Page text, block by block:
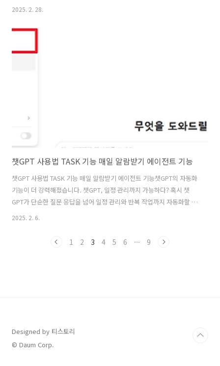
보안을 강화하고, 확장된 기능을 제공한다는 점에서 많은 관심을 받고 있
어떻게 될까? 또 채팅 링크를 공유하는 기능은 어떻게 활용하면 좋을까?
의점, 그리고 활용 방안에 대해 살펴본다. 1. 챗GPT 대화내용 공유란?
2025. 2. 28.
챗GPT 사용법 TASK 기능 매일 알람받기 에이전트 기능
챗GPT 사용법 TASK 기능 매일 알람받기 에이전트 기능챗GPT의 자동화
기능이 더 강력해졌습니다. 챗GPT, 일정 관리까지 가능하다? 혹시 챗
GPT가 단순한 질문 응답을 넘어 일정 관리와 반복 작업까지 자동화할 수
있다는 사실을 알고 계신가요? 최근 챗GPT의 작업(Task) 에이전트 기능
다. 오늘은 챗GPT의 작업(Task) 기능을 활용하여 일정 예약을 통해 뉴스
2025. 2. 6.
1 2 3 4 5 6 ··· 9
Designed by 티스토리
© Daum Corp.